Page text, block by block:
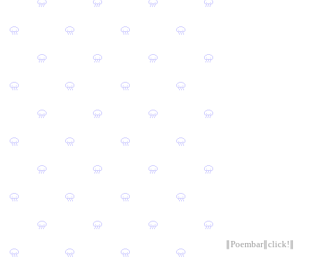
∥Poembar∥click!∥